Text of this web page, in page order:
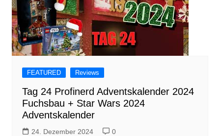
FEATURED Reviews
Tag 24 Profinerd Adventskalender 2024
Fuchsbau + Star Wars 2024
Adventskalender
24. Dezember 2024 0